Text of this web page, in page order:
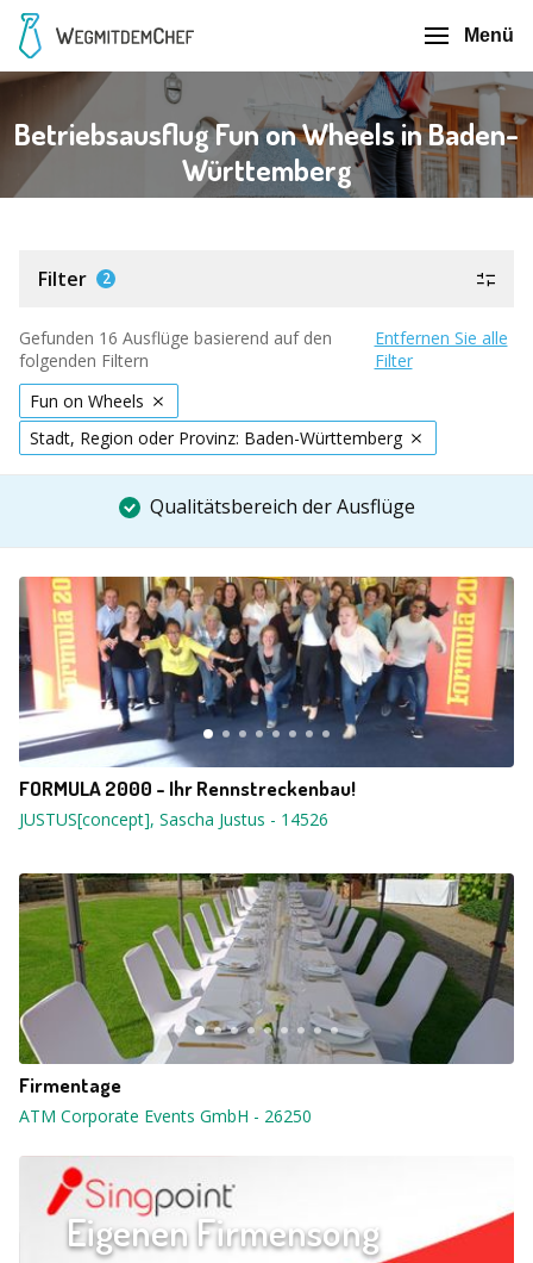
Menü
Betriebsausflug Fun on Wheels in Baden-
Württemberg
Filter 2
Gefunden 16 Ausflüge basierend auf den
folgenden Filtern
Entfernen Sie alle
Filter
Fun on Wheels
Stadt, Region oder Provinz: Baden-Württemberg
Qualitätsbereich der Ausflüge
FORMULA 2000 - Ihr Rennstreckenbau!
JUSTUS[concept], Sascha Justus - 14526
Firmentage
ATM Corporate Events GmbH - 26250
Eigenen Firmensong